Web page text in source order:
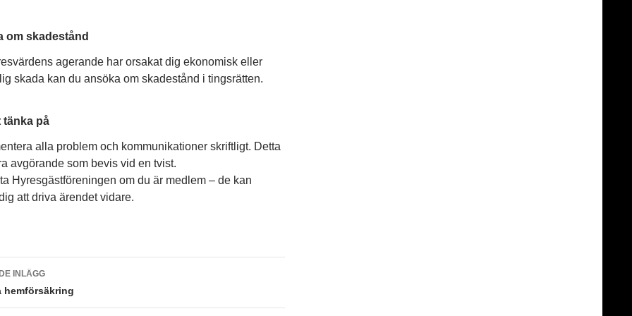
om skadestånd
agerande har orsakat dig ekonomisk eller
skada kan du ansöka om skadestånd i tingsrätten.
tänka på
alla problem och kommunikationer skriftligt. Detta
avgörande som bevis vid en tvist.
Hyresgästföreningen om du är medlem – de kan
att driva ärendet vidare.
INLÄGG
hemförsäkring